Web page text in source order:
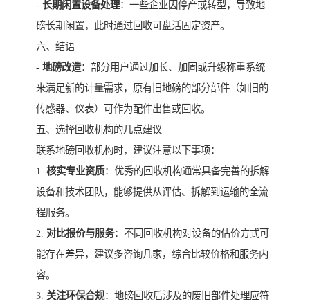
- 长期闲置设备处理：一些企业因停产或转型，导致地
磅长期闲置，此时通过回收可盘活固定资产。
六、结语
- 地磅改造：部分用户通过加长、加固或升级称重系统
来满足新的计量需求，原有旧地磅的部分部件（如旧的
传感器、仪表）可作为配件出售或回收。
五、选择回收机构的几点建议
联系地磅回收机构时，建议注意以下事项：
1. 核实专业资质：优秀的回收机构通常具备完善的拆解
设备和技术团队，能够提供从评估、拆解到运输的全流
程服务。
2. 对比报价与服务：不同回收机构对设备的估价方式可
能存在差异，建议多咨询几家，综合比较价格和服务内
容。
3. 关注环保合规：地磅回收后涉及的废旧部件处理应符